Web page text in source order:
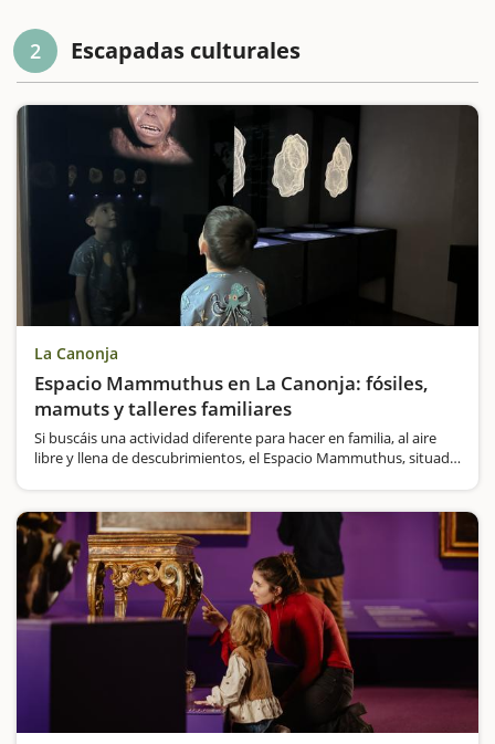
2 Escapadas culturales
La Canonja
Espacio Mammuthus en La Canonja: fósiles,
mamuts y talleres familiares
Si buscáis una actividad diferente para hacer en familia, al aire
libre y llena de descubrimientos, el Espacio Mammuthus, situado